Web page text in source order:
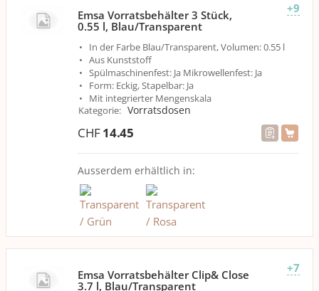
+9
Emsa Vorratsbehälter 3 Stück,
0.55 l, Blau/Transparent
In der Farbe Blau/Transparent, Volumen: 0.55 l
Aus Kunststoff
Spülmaschinenfest: Ja Mikrowellenfest: Ja
Form: Eckig, Stapelbar: Ja
Mit integrierter Mengenskala
Kategorie: Vorratsdosen
CHF14.45
Ausserdem erhältlich in:
+7
Emsa Vorratsbehälter Clip& Close
3.7 l, Blau/Transparent